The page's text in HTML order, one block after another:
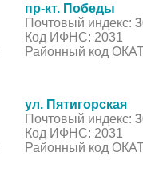
пр-кт. Победы
Почтовый индекс:
Код ИФНС: 2031
Районный код
ул. Пятигорская
Почтовый индекс:
Код ИФНС: 2031
Районный код